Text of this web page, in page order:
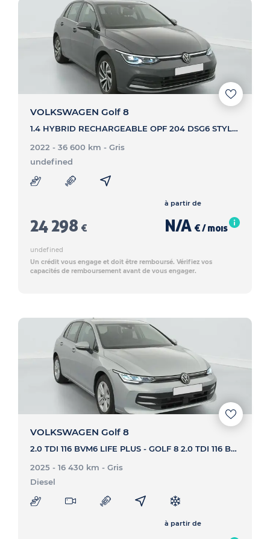
VOLKSWAGEN Golf 8
1.4 HYBRID RECHARGEABLE OPF 204 DSG6 STYLE - GOLF 8 1.4 HYBRID RECHARGEABLE OPF 204 DSG6 STYLE
2022 - 36 600 km - Gris
undefined
24 298 €
à partir de
N/A € / mois
undefined
Un crédit vous engage et doit être remboursé. Vérifiez vos
capacités de remboursement avant de vous engager.
VOLKSWAGEN Golf 8
2.0 TDI 116 BVM6 LIFE PLUS - GOLF 8 2.0 TDI 116 BVM6 LIFE PLUS
2025 - 16 430 km - Gris
Diesel
à partir de